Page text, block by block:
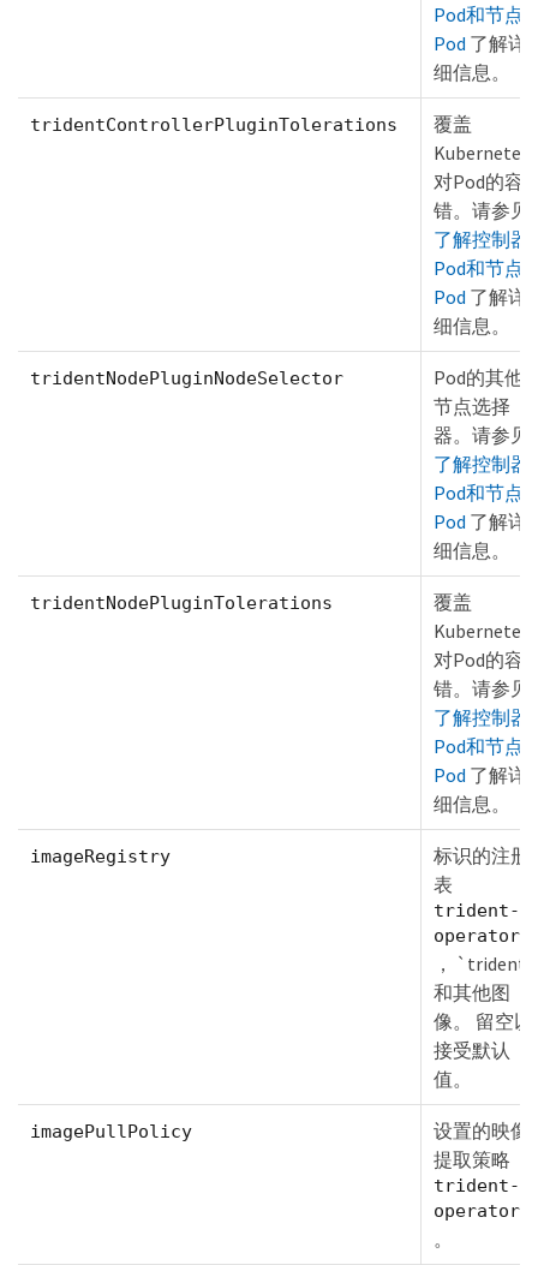
Pod和节点
Pod 了解详
细信息。
tridentControllerPluginTolerations
覆盖
Kubernetes
对Pod的容
错。请参见
了解控制器
Pod和节点
Pod 了解详
细信息。
tridentNodePluginNodeSelector
Pod的其他
节点选择
器。请参见
了解控制器
Pod和节点
Pod 了解详
细信息。
tridentNodePluginTolerations
覆盖
Kubernetes
对Pod的容
错。请参见
了解控制器
Pod和节点
Pod 了解详
细信息。
imageRegistry
标识的注册
表
trident-
operator
， `trident`
和其他图
像。 留空以
接受默认
值。
imagePullPolicy
设置的映像
提取策略
trident-
operator
。